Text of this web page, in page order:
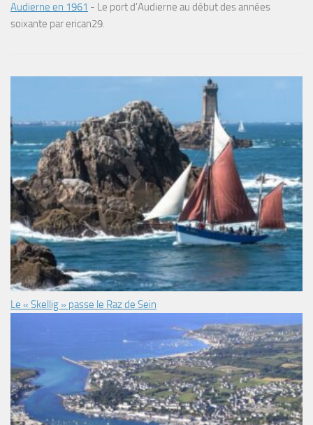
Audierne en 1961 - Le port d’Audierne au début des années
soixante par erican29.
Le « Skellig » passe le Raz de Sein